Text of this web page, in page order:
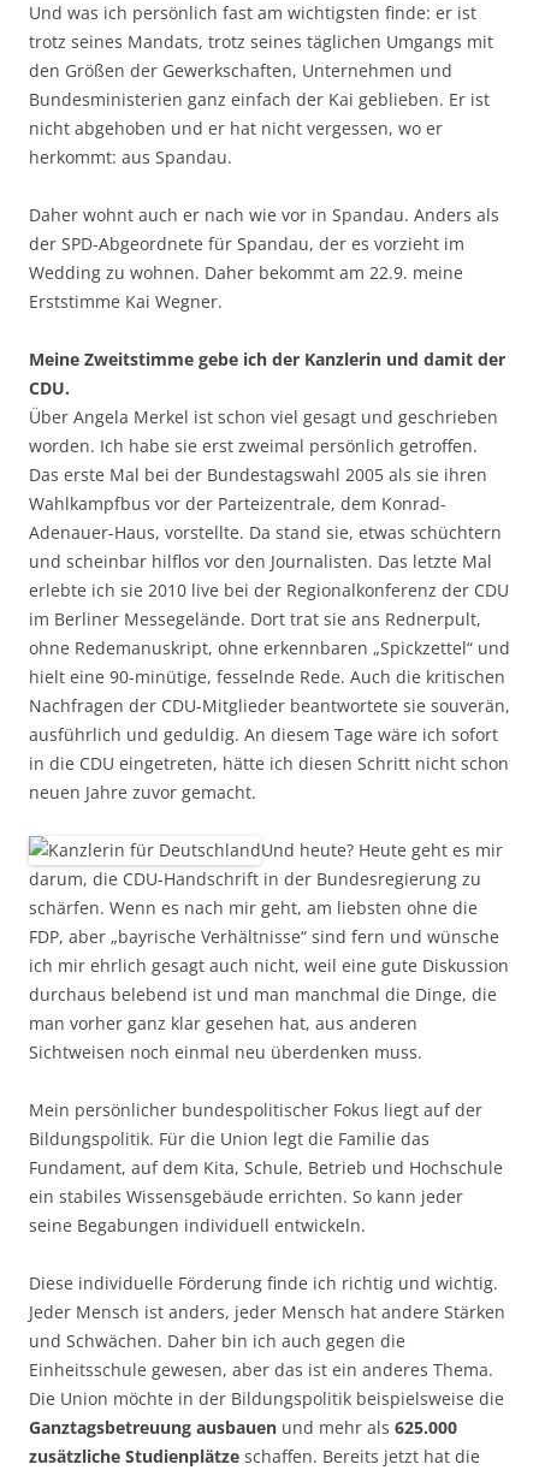
Und was ich persönlich fast am wichtigsten finde: er ist
trotz seines Mandats, trotz seines täglichen Umgangs mit
den Größen der Gewerkschaften, Unternehmen und
Bundesministerien ganz einfach der Kai geblieben. Er ist
nicht abgehoben und er hat nicht vergessen, wo er
herkommt: aus Spandau.
Daher wohnt auch er nach wie vor in Spandau. Anders als
der SPD-Abgeordnete für Spandau, der es vorzieht im
Wedding zu wohnen. Daher bekommt am 22.9. meine
Erststimme Kai Wegner.
Meine Zweitstimme gebe ich der Kanzlerin und damit der
CDU.
Über Angela Merkel ist schon viel gesagt und geschrieben
worden. Ich habe sie erst zweimal persönlich getroffen.
Das erste Mal bei der Bundestagswahl 2005 als sie ihren
Wahlkampfbus vor der Parteizentrale, dem Konrad-
Adenauer-Haus, vorstellte. Da stand sie, etwas schüchtern
und scheinbar hilflos vor den Journalisten. Das letzte Mal
erlebte ich sie 2010 live bei der Regionalkonferenz der CDU
im Berliner Messegelände. Dort trat sie ans Rednerpult,
ohne Redemanuskript, ohne erkennbaren „Spickzettel“ und
hielt eine 90-minütige, fesselnde Rede. Auch die kritischen
Nachfragen der CDU-Mitglieder beantwortete sie souverän,
ausführlich und geduldig. An diesem Tage wäre ich sofort
in die CDU eingetreten, hätte ich diesen Schritt nicht schon
neuen Jahre zuvor gemacht.
Und heute? Heute geht es mir
darum, die CDU-Handschrift in der Bundesregierung zu
schärfen. Wenn es nach mir geht, am liebsten ohne die
FDP, aber „bayrische Verhältnisse“ sind fern und wünsche
ich mir ehrlich gesagt auch nicht, weil eine gute Diskussion
durchaus belebend ist und man manchmal die Dinge, die
man vorher ganz klar gesehen hat, aus anderen
Sichtweisen noch einmal neu überdenken muss.
Mein persönlicher bundespolitischer Fokus liegt auf der
Bildungspolitik. Für die Union legt die Familie das
Fundament, auf dem Kita, Schule, Betrieb und Hochschule
ein stabiles Wissensgebäude errichten. So kann jeder
seine Begabungen individuell entwickeln.
Diese individuelle Förderung finde ich richtig und wichtig.
Jeder Mensch ist anders, jeder Mensch hat andere Stärken
und Schwächen. Daher bin ich auch gegen die
Einheitsschule gewesen, aber das ist ein anderes Thema.
Die Union möchte in der Bildungspolitik beispielsweise die
Ganztagsbetreuung ausbauen und mehr als 625.000
zusätzliche Studienplätze schaffen. Bereits jetzt hat die